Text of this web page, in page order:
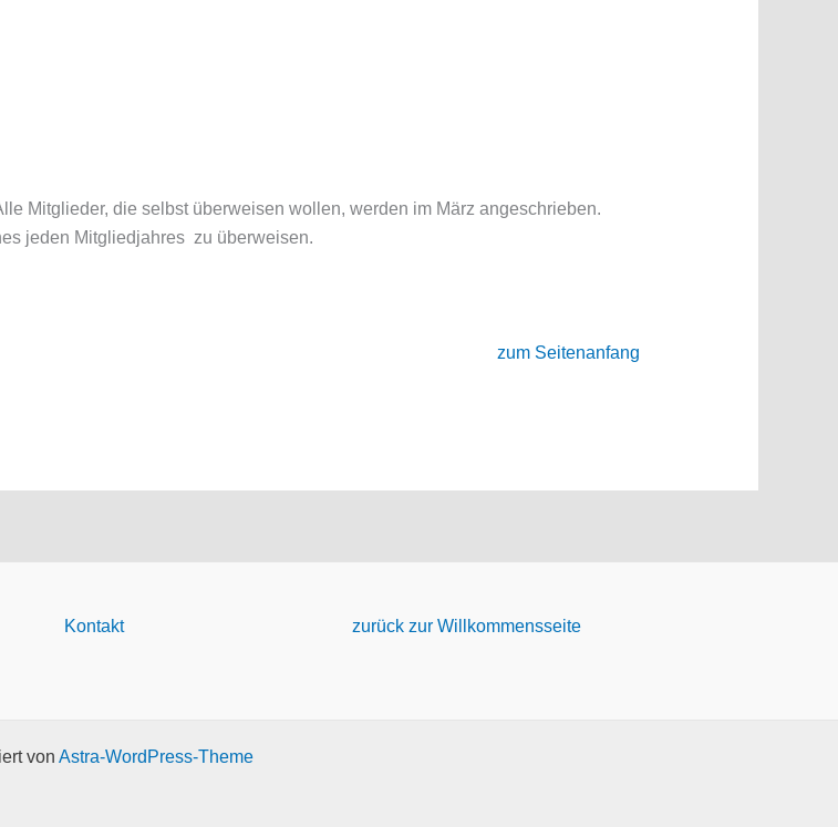
Mitglieder, die selbst überweisen wollen, werden im März angeschrieben.
jeden Mitgliedjahres zu überweisen.
zum Seitenanfang
Kontakt zurück zur Willkommensseite
von Astra-WordPress-Theme